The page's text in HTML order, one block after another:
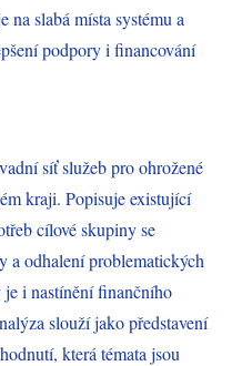
na slabá místa systému a
podpory i financování
síť služeb pro ohrožené
kraji. Popisuje existující
cílové skupiny se
a odhalení problematických
je i nastínění finančního
slouží jako představení
která témata jsou